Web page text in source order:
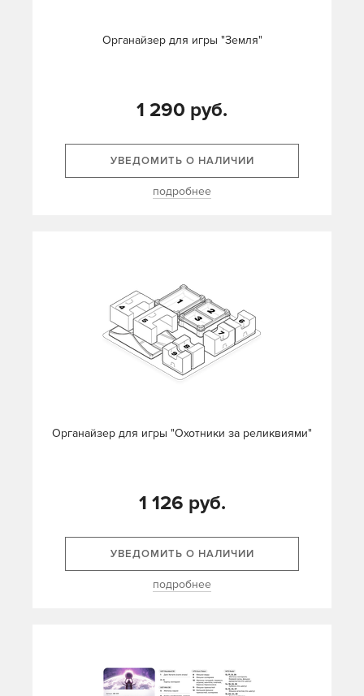
Органайзер для игры "Земля"
1 290 руб.
УВЕДОМИТЬ О НАЛИЧИИ
подробнее
Органайзер для игры "Охотники за реликвиями"
1 126 руб.
УВЕДОМИТЬ О НАЛИЧИИ
подробнее